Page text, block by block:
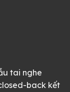
tai nghe
back kết